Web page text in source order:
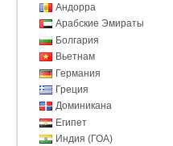
Андорра
Арабские Эмираты
Болгария
Вьетнам
Германия
Греция
Доминикана
Египет
Индия (ГОА)